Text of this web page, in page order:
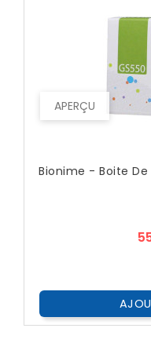
APERÇU
Bionime - Boite